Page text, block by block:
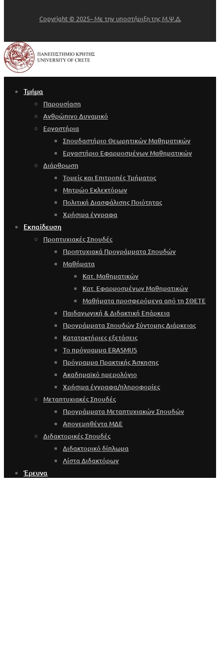
Copyright © 2025– Με την υποστήριξη της Μ.Ψ.Δ.
Τμήμα
Παρουσίαση
Ανθρώπινο Δυναμικό
Εργαστήρια
Σπουδαστήριο Θεωρητικών Μαθηματικών
Εργαστήριο Εφαρμοσμένων Μαθηματικών
Διάρθρωση
Τομείς και Επιτροπές Τμήματος
Μητρώο Εκλεκτόρων
Πολιτική Διασφάλισης Ποιότητας
Χρήσιμα έγγραφα
Εκπαίδευση
Προπτυχιακές Σπουδές
Προπτυχιακά Προγράμματα Σπουδών
Μαθήματα
Κατ. Μαθηματικών
Κατ. Εφαρμοσμένων Μαθηματικών
Μαθήματα προσφερόμενα από τη ΣΘΕΤΕ
Παιδαγωγική & Διδακτική Επάρκεια
Προγράμματα Σπουδών Σύντομης Διάρκειας
Κατατακτήριες εξετάσεις
Το πρόγραμμα ERASMUS
Πρόγραμμα Πρακτικής Άσκησης
Ακαδημαϊκό ημερολόγιο
Χρήσιμα έγγραφα/πληροφορίες
Μεταπτυχιακές Σπουδές
Προγράμματα Μεταπτυχιακών Σπουδών
Απονεμηθέντα ΜΔΕ
Διδακτορικές Σπουδές
Διδακτορικό δίπλωμα
Λίστα Διδακτόρων
Έρευνα